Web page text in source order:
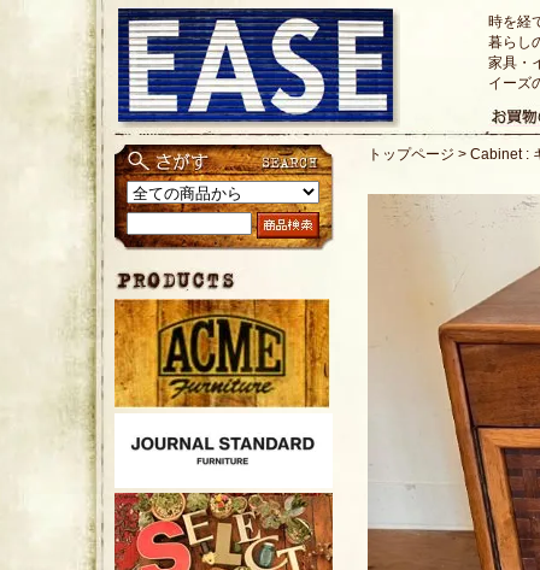
時を経
暮らし
家具・
イーズ
トップページ > Cabinet :